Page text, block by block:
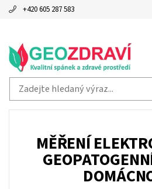
+420 605 287 583
MĚŘENÍ